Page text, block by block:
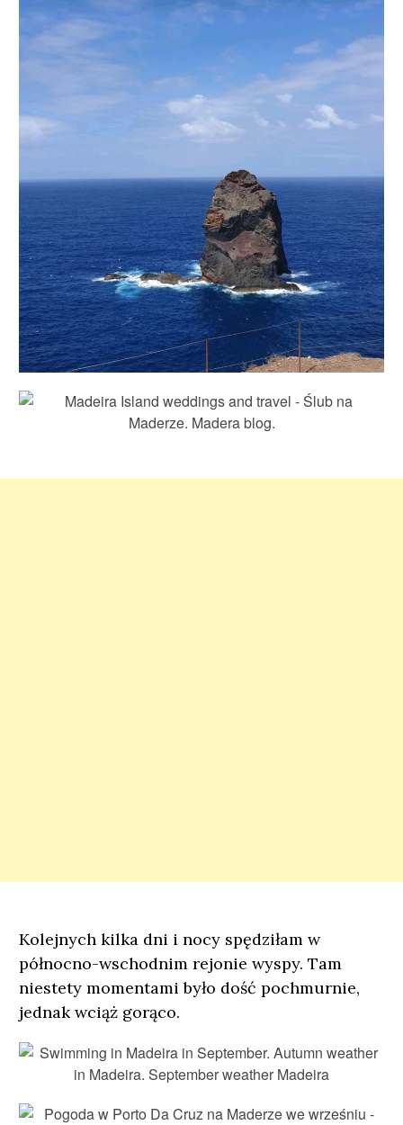
Kolejnych kilka dni i nocy spędziłam w
północno-wschodnim rejonie wyspy. Tam
niestety momentami było dość pochmurnie,
jednak wciąż gorąco.